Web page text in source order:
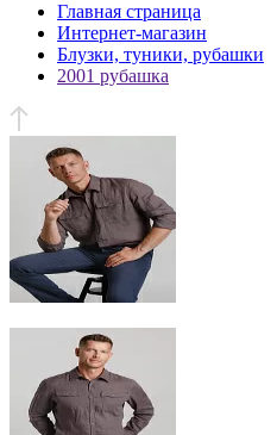
Главная страница
Интернет-магазин
Блузки, туники, рубашки
2001 рубашка